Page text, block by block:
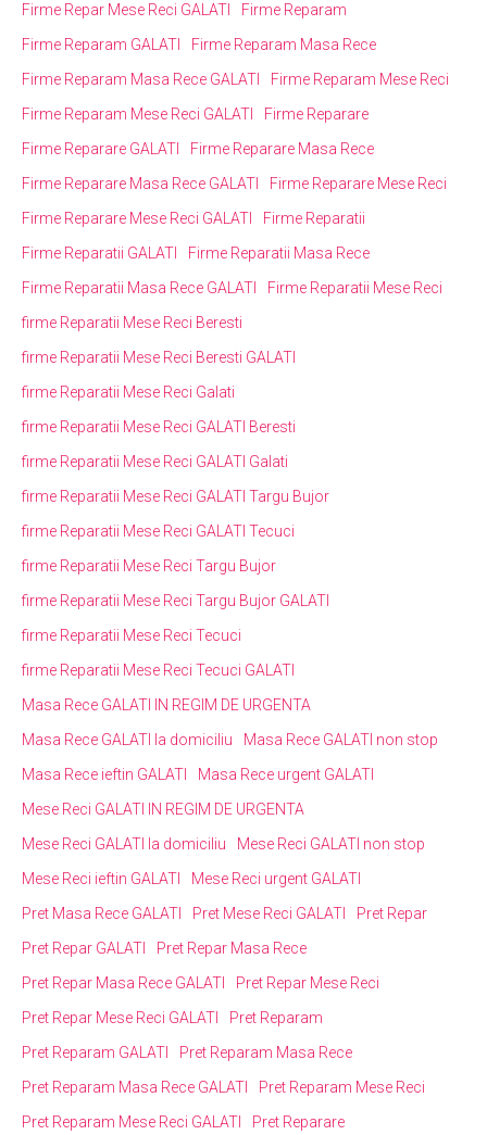
Firme Repar Mese Reci GALATI
Firme Reparam
Firme Reparam GALATI
Firme Reparam Masa Rece
Firme Reparam Masa Rece GALATI
Firme Reparam Mese Reci
Firme Reparam Mese Reci GALATI
Firme Reparare
Firme Reparare GALATI
Firme Reparare Masa Rece
Firme Reparare Masa Rece GALATI
Firme Reparare Mese Reci
Firme Reparare Mese Reci GALATI
Firme Reparatii
Firme Reparatii GALATI
Firme Reparatii Masa Rece
Firme Reparatii Masa Rece GALATI
Firme Reparatii Mese Reci
firme Reparatii Mese Reci Beresti
firme Reparatii Mese Reci Beresti GALATI
firme Reparatii Mese Reci Galati
firme Reparatii Mese Reci GALATI Beresti
firme Reparatii Mese Reci GALATI Galati
firme Reparatii Mese Reci GALATI Targu Bujor
firme Reparatii Mese Reci GALATI Tecuci
firme Reparatii Mese Reci Targu Bujor
firme Reparatii Mese Reci Targu Bujor GALATI
firme Reparatii Mese Reci Tecuci
firme Reparatii Mese Reci Tecuci GALATI
Masa Rece GALATI IN REGIM DE URGENTA
Masa Rece GALATI la domiciliu
Masa Rece GALATI non stop
Masa Rece ieftin GALATI
Masa Rece urgent GALATI
Mese Reci GALATI IN REGIM DE URGENTA
Mese Reci GALATI la domiciliu
Mese Reci GALATI non stop
Mese Reci ieftin GALATI
Mese Reci urgent GALATI
Pret Masa Rece GALATI
Pret Mese Reci GALATI
Pret Repar
Pret Repar GALATI
Pret Repar Masa Rece
Pret Repar Masa Rece GALATI
Pret Repar Mese Reci
Pret Repar Mese Reci GALATI
Pret Reparam
Pret Reparam GALATI
Pret Reparam Masa Rece
Pret Reparam Masa Rece GALATI
Pret Reparam Mese Reci
Pret Reparam Mese Reci GALATI
Pret Reparare